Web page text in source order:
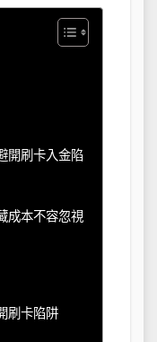
開刷卡入金陷
成本不容忽視
刷卡陷阱